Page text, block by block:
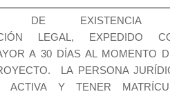
DE EXISTENCIA
LEGAL, EXPEDIDO
A 30 DÍAS AL MOMENTO
LA PERSONA
ACTIVA Y TENER